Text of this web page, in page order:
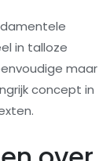
in talloze
maar
concept in